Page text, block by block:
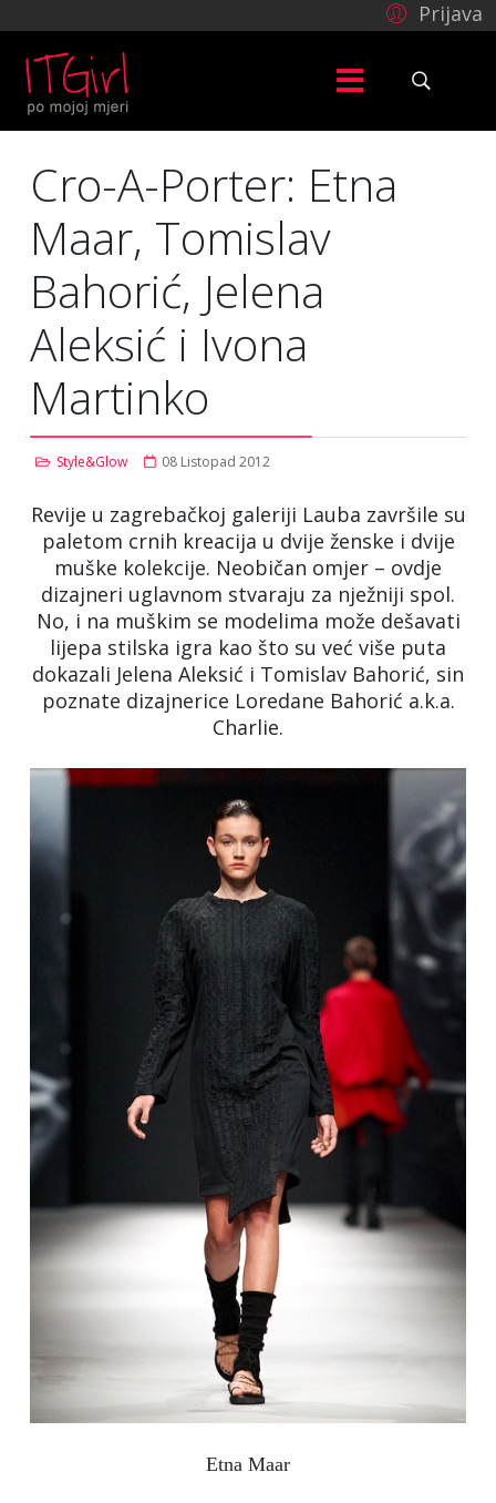
Prijava
Cro-A-Porter: Etna
Maar, Tomislav
Bahorić, Jelena
Aleksić i Ivona
Martinko
Style&Glow 08 Listopad 2012
Revije u zagrebačkoj galeriji Lauba završile su
paletom crnih kreacija u dvije ženske i dvije
muške kolekcije. Neobičan omjer – ovdje
dizajneri uglavnom stvaraju za nježniji spol.
No, i na muškim se modelima može dešavati
lijepa stilska igra kao što su već više puta
dokazali Jelena Aleksić i Tomislav Bahorić, sin
poznate dizajnerice Loredane Bahorić a.k.a.
Charlie.
Etna Maar